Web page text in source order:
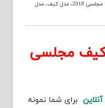
2018 ، مدل کیف، مدل
کیف مجلسی
آنلاین برای شما نمونه